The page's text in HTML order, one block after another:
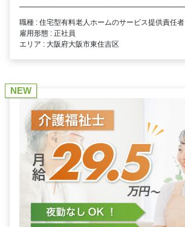
職種 : 住宅型有料老人ホームのサービス提供責任者
雇用形態 : 正社員
エリア : 大阪府大阪市東住吉区
NEW